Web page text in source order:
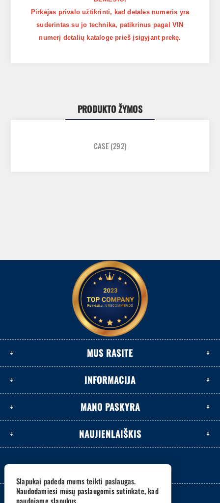
Pirkėjas privalo užtikrinti, kad detalės numeris yra
suderintas su jo technika, patikrinus pagal VIN
numerį detalių kataloge prieš įsigyjant prekę.
PRODUKTO ŽYMOS
CASE (292)
MUS RASITE
INFORMACIJA
MANO PASKYRA
NAUJIENLAIŠKIS
Slapukai padeda mums teikti paslaugas.
Naudodamiesi mūsų paslaugomis sutinkate, kad
naudojame slapukus.